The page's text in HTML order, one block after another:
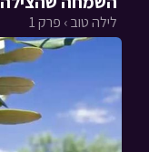
לילה טוב › פרק 1